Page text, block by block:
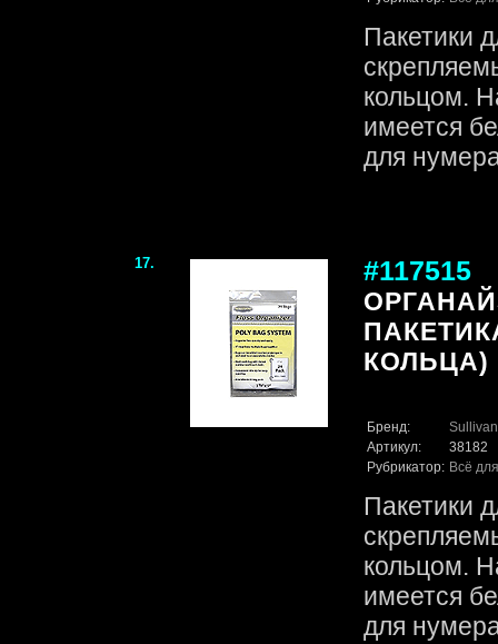
Пакетики
кольцом.
имеется
для
17. #117515
КОЛЬЦА)
Бренд:
Артикул:
38182
Рубрикатор: Всё
Пакетики
кольцом.
имеется
для